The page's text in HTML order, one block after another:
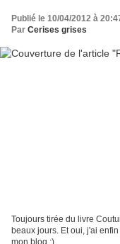
Publié le 10/04/2012 à
Par Cerises grises
Toujours tirée du livre
beaux jours. Et oui, j'ai
mon blog ;)